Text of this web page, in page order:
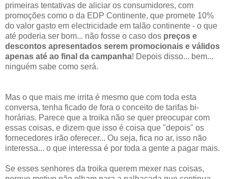
primeiras tentativas de aliciar os consumidores, com
promoções como o da EDP Continente, que promete 10%
do valor gasto em electricidade em talão continente - o que
até poderia ser bom... não fosse o caso dos preços e
descontos apresentados serem promocionais e válidos
apenas até ao final da campanha! Depois disso... bem...
ninguém sabe como será.
Mas o que mais me irrita é mesmo que com toda esta
conversa, tenha ficado de fora o conceito de tarifas bi-
horárias. Parece que a troika não se quer preocupar com
essas coisas, e dizem que isso é coisa que "depois" os
fornecedores irão oferecer... Ou seja, fica no ar, isso não
interessa... o que interessa é por toda a gente a pagar mais.
Se esses senhores da troika querem mexer nas coisas,